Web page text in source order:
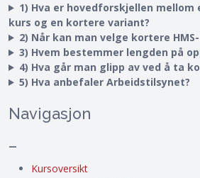
1) Hva er hovedforskjellen mellom
kurs og en kortere variant?
2) Når kan man velge kortere
3) Hvem bestemmer lengden på
4) Hva går man glipp av ved å ta
5) Hva anbefaler Arbeidstilsynet?
Navigasjon
–
Kursoversikt